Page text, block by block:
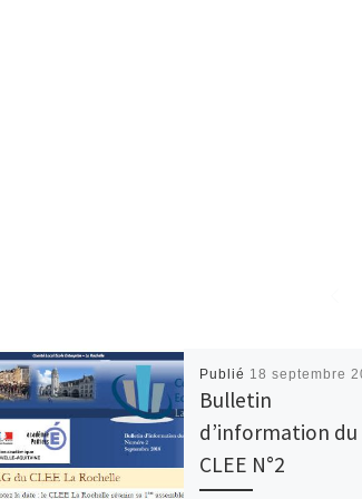
Publié 18 septembre
Bulletin
d’information du
CLEE N°2